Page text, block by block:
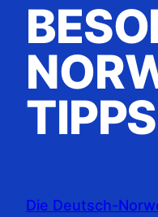
TIPPS
Die Deutsch-